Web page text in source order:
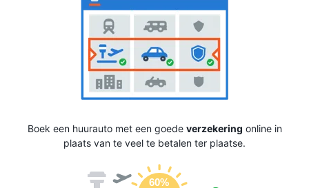
Boek een huurauto met een goede verzekering online in
plaats van te veel te betalen ter plaatse.